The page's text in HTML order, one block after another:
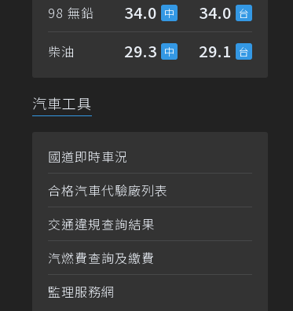
98 無鉛 34.0 34.0
柴油 29.3 29.1
汽車工具
國道即時車況
合格汽車代驗廠列表
交通違規查詢結果
汽燃費查詢及繳費
監理服務網